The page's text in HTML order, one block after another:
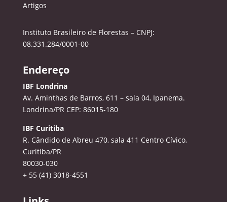
Artigos
Instituto Brasileiro de Florestas – CNPJ:
08.331.284/0001-00
Endereço
IBF Londrina
Av. Aminthas de Barros, 611 – sala 04, Ipanema.
Londrina/PR CEP: 86015-180
IBF Curitiba
R. Cândido de Abreu 470, sala 411 Centro Cívico,
Curitiba/PR
80030-030
+ 55 (41) 3018-4551